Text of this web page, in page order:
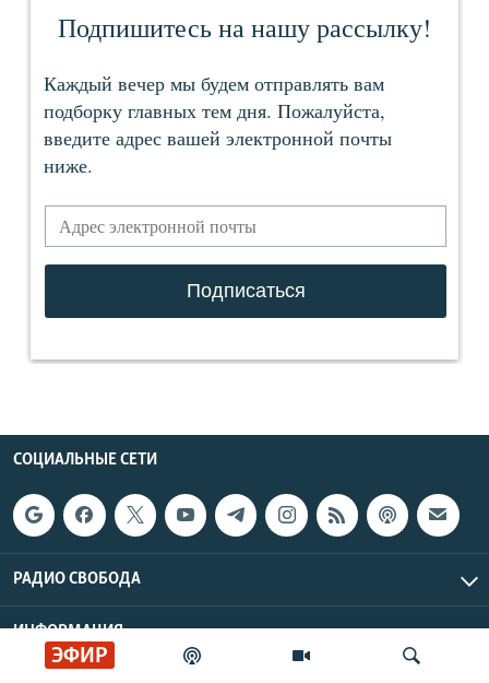
ЭФИР
СОЦИАЛЬНЫЕ СЕТИ
РАДИО СВОБОДА
ИНФОРМАЦИЯ